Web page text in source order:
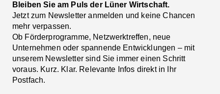
Bleiben Sie am Puls der Lüner Wirtschaft.
Jetzt zum Newsletter anmelden und keine Chancen
mehr verpassen.
Ob Förderprogramme, Netzwerktreffen, neue
Unternehmen oder spannende Entwicklungen – mit
unserem Newsletter sind Sie immer einen Schritt
voraus. Kurz. Klar. Relevante Infos direkt in Ihr
Postfach.